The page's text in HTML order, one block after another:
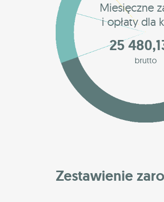
Miesięczne
i opłaty dla
25
brutto
Zestawienie